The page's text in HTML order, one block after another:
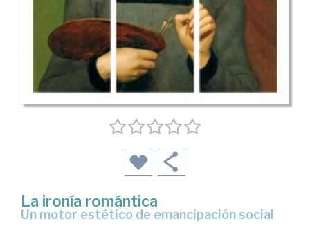
La ironía romántica
un motor estético de emancipación social